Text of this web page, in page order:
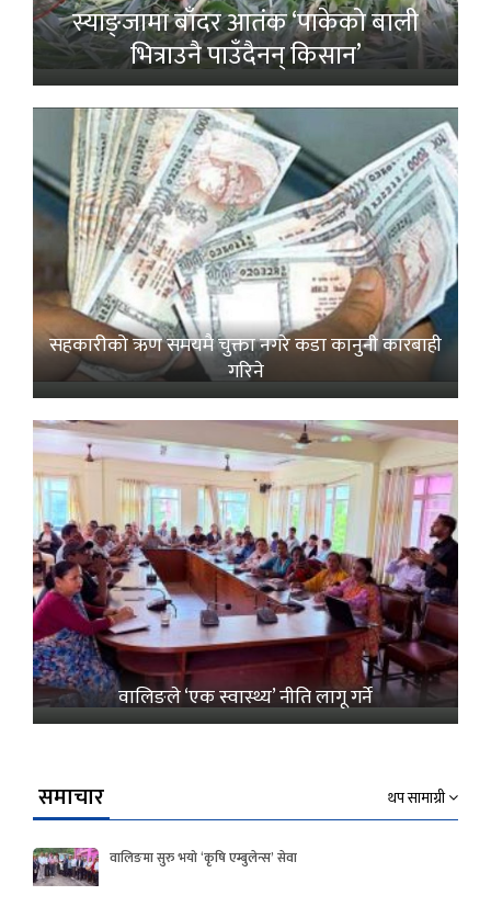
स्याङ्जामा बाँदर आतंक ‘पाकेको बाली
भित्राउनै पाउँदैनन् किसान’
सहकारीको ऋण समयमै चुक्ता नगरे कडा कानुनी कारबाही
गरिने
वालिङले ‘एक स्वास्थ्य’ नीति लागू गर्ने
समाचार थप सामाग्री
वालिङमा सुरु भयो ‘कृषि एम्बुलेन्स’ सेवा